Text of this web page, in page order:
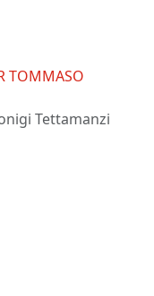
TOMMASO
Tettamanzi